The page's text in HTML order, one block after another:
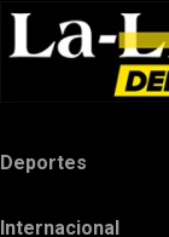
Deportes
Internacional